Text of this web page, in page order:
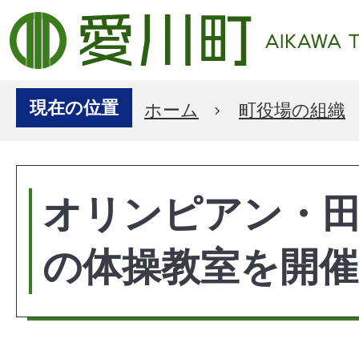
現在の位置 ホーム 町役場の組織
オリンピアン・
の体操教室を開